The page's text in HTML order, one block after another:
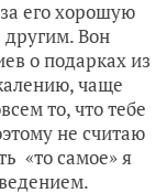
его хорошую
другим. Вон
о подарках из
чаще
то, что тебе
не считаю
«то самое» я